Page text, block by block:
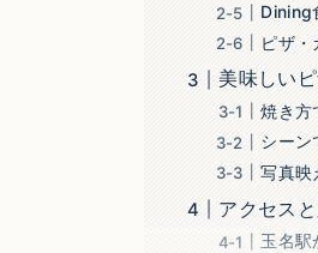
Dining
ピザ
美味しい
焼き方
シーン
写真映
アクセス
玉名駅